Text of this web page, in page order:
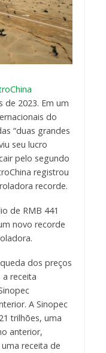
de 2023. Em um
do
“duas grandes
seu lucro
pelo segundo
registrou
recorde.
de RMB 441
novo recorde
dos preços
receita
A Sinopec
trilhões, uma
anterior,
receita de